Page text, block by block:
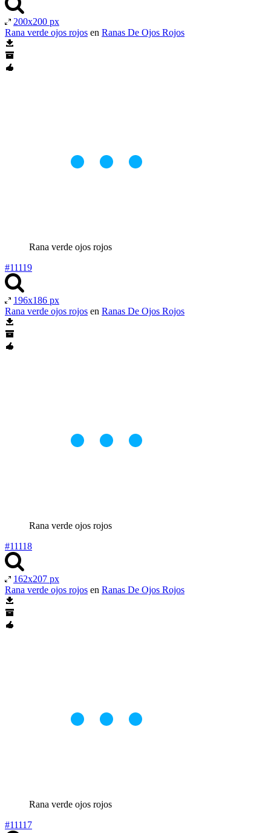
200x200 px
Rana verde ojos rojos en Ranas De Ojos Rojos
Rana verde ojos rojos
#11119
196x186 px
Rana verde ojos rojos en Ranas De Ojos Rojos
Rana verde ojos rojos
#11118
162x207 px
Rana verde ojos rojos en Ranas De Ojos Rojos
Rana verde ojos rojos
#11117